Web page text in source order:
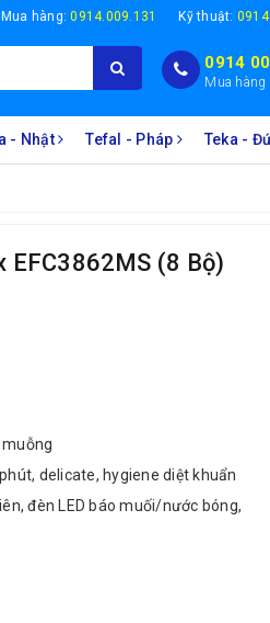
Mua hàng:0914.009.131 Kỹ thuật:
0914
Mua hàng
- Nhật Tefal - Pháp Teka -
EFC3862MS (8 Bộ)
delicate, hygiene diệt khuẩn
đèn LED báo muối/nước bóng,